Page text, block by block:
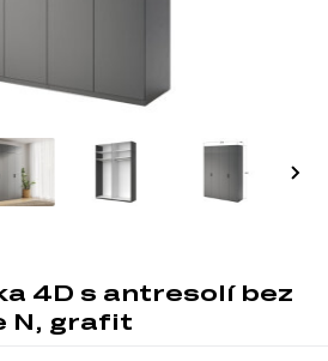
4D s antresolí bez
N, grafit